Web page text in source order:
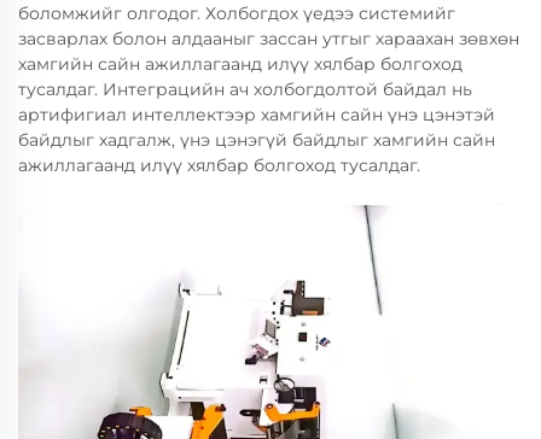
боломжийг олгодог. Холбогдох үедээ системийг
засварлах болон алдааныг зассан утгыг хараахан зөвхөн
хамгийн сайн ажиллагаанд илүү хялбар болгоход
тусалдаг. Интеграцийн ач холбогдолтой байдал нь
артифигиал интеллектээр хамгийн сайн үнэ цэнэтэй
байдлыг хадгалж, үнэ цэнэгүй байдлыг хамгийн сайн
ажиллагаанд илүү хялбар болгоход тусалдаг.